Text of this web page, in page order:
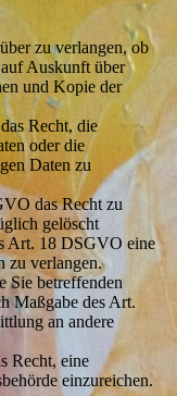
zu verlangen, ob
Auskunft über
und Kopie der
Recht, die
oder die
Daten zu
das Recht zu
gelöscht
Art. 18 DSGVO eine
zu verlangen.
Sie betreffenden
Maßgabe des Art.
an andere
Recht, eine
einzureichen.